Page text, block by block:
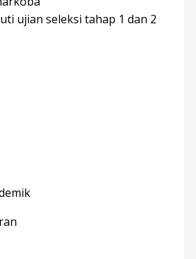
ujian seleksi tahap 1 dan 2